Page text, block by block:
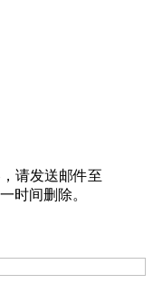
请发送邮件至
时间删除。